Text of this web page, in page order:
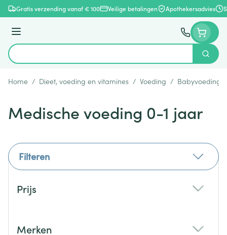
Ga naar de inhoud
Gratis verzending vanaf € 100 Veilige betalingen Apothekersadvies
Menu
Product, merk, categorie...
Zoek
Home / Dieet, voeding en vitamines / Voeding / Babyvoeding
Medische voeding 0-1 jaar
Filteren
Prijs
Merken